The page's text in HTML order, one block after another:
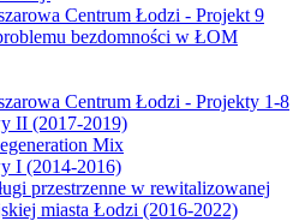
Centrum Łodzi - Projekt 9
bezdomności w ŁOM
Centrum Łodzi - Projekty 1-8
II (2017-2019)
Mix
I (2014-2016)
przestrzenne w rewitalizowanej
miasta Łodzi (2016-2022)